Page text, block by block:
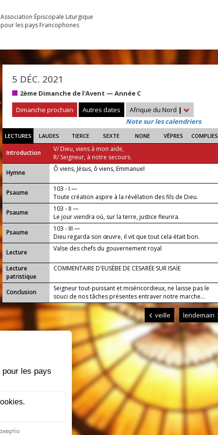
Association Épiscopale Liturgique
pour les pays Francophones
5 DÉC. 2021
2ème Dimanche de l'Avent — Année C
Dimanche prochain
Autres dates Afrique du Nord |
Note sur les calendriers
LECTURES LAUDES TIERCE SEXTE NONE VÊPRES COMPLIES
Introduction
V/ Dieu, viens à mon aide,
R/ Seigneur, à notre secours.
...
Hymne Ô viens, Jésus, ô viens, Emmanuel
Psaume
103 - I —
Toute création aspire à la révélation des fils de Dieu.
Psaume
103 - II —
Le jour viendra où, sur la terre, justice fleurira.
Psaume
103 - III —
Dieu regarda son œuvre, il vit que tout cela était bon.
Lecture
Valse des chefs du gouvernement royal
Lecture
patristique
COMMENTAIRE D'EUSÈBE DE CESARÉE SUR ISAÏE
Conclusion
Seigneur tout-puissant et miséricordieux, ne laisse pas le
souci de nos tâches présentes entraver notre marche...
veille lendemain